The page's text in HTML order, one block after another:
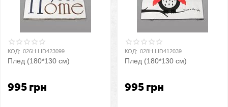
КОД: 026H LID423099
Плед (180*130 см)
995 грн
КОД: 028H LID412039
Плед (180*130 см)
995 грн